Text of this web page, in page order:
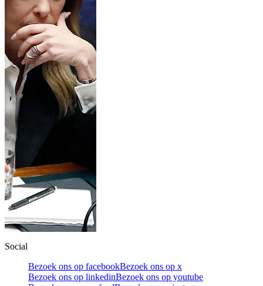
Social
Bezoek ons op facebookBezoek ons op x
Bezoek ons op linkedinBezoek ons op youtube